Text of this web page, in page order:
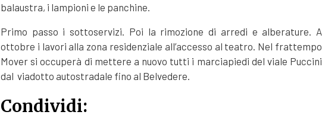
balaustra, i lampioni e le panchine.
Primo passo i sottoservizi. Poi la rimozione di arredi e alberature. A
ottobre i lavori alla zona residenziale all’accesso al teatro. Nel frattempo
Mover si occuperà di mettere a nuovo tutti i marciapiedi del viale Puccini
dal viadotto autostradale fino al Belvedere.
Condividi: